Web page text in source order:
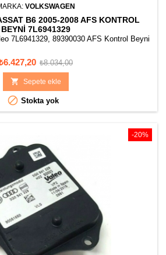
VOLKSWAGEN
B6 2005-2008 AFS KONTROL
BEYNI 7L6941329
7L6941329, 89390030 AFS Kontrol Beyni
Normal
fiyat
₺8.034,00
 Sepete ekle
 Stokta yok
-20%